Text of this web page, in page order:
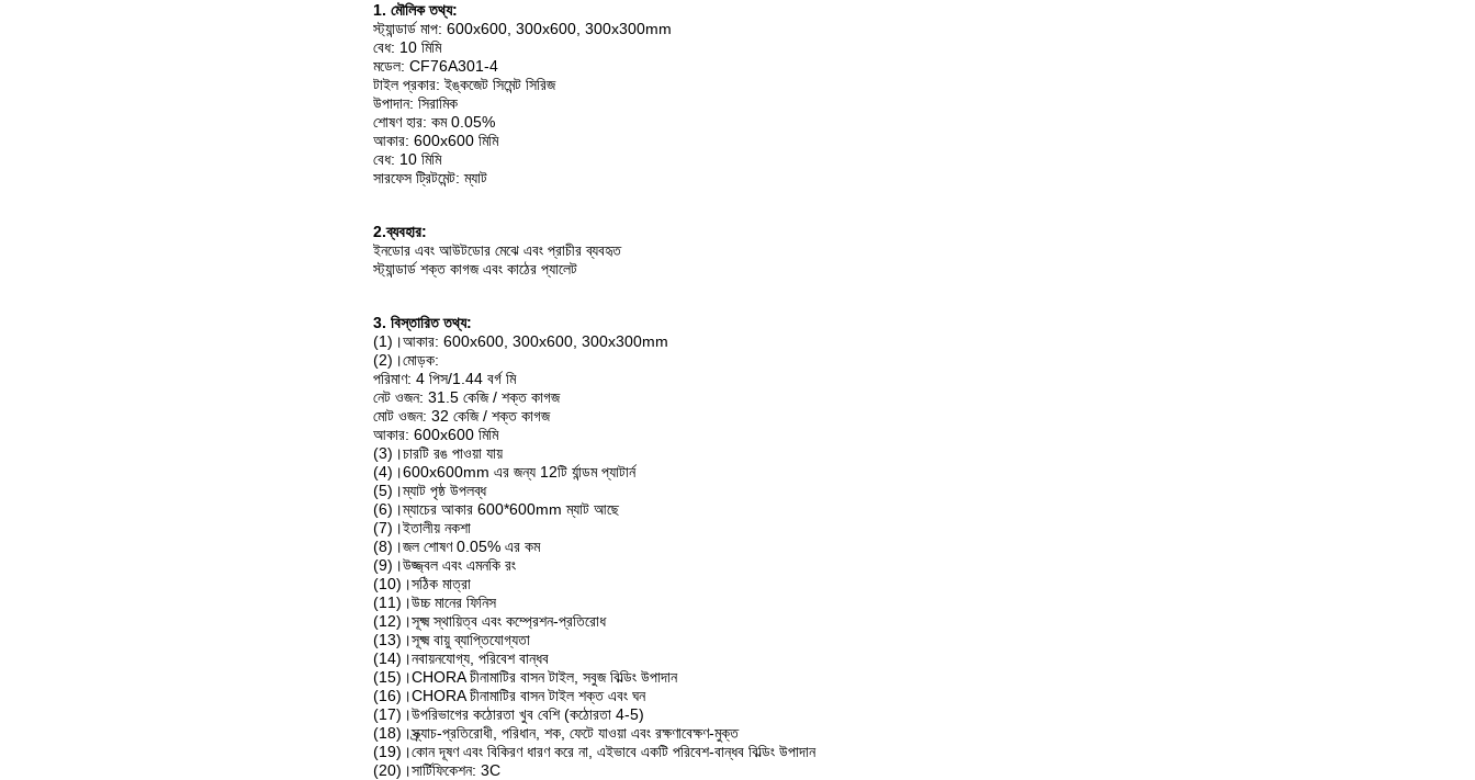
1. মৌলিক তথ্য:
স্ট্যান্ডার্ড মাপ: 600x600, 300x600, 300x300mm
বেধ: 10 মিমি
মডেল: CF76A301-4
টাইল প্রকার: ইঙ্কজেট সিমেন্ট সিরিজ
উপাদান: সিরামিক
শোষণ হার: কম 0.05%
আকার: 600x600 মিমি
বেধ: 10 মিমি
সারফেস ট্রিটমেন্ট: ম্যাট
2.ব্যবহার:
ইনডোর এবং আউটডোর মেঝে এবং প্রাচীর ব্যবহৃত
স্ট্যান্ডার্ড শক্ত কাগজ এবং কাঠের প্যালেট
3. বিস্তারিত তথ্য:
(1)।আকার: 600x600, 300x600, 300x300mm
(2)।মোড়ক:
পরিমাণ: 4 পিস/1.44 বর্গ মি
নেট ওজন: 31.5 কেজি / শক্ত কাগজ
মোট ওজন: 32 কেজি / শক্ত কাগজ
আকার: 600x600 মিমি
(3)।চারটি রঙ পাওয়া যায়
(4)।600x600mm এর জন্য 12টি র্যান্ডম প্যাটার্ন
(5)।ম্যাট পৃষ্ঠ উপলব্ধ
(6)।ম্যাচের আকার 600*600mm ম্যাট আছে
(7)।ইতালীয় নকশা
(8)।জল শোষণ 0.05% এর কম
(9)।উজ্জ্বল এবং এমনকি রং
(10)।সঠিক মাত্রা
(11)।উচ্চ মানের ফিনিস
(12)।সূক্ষ্ম স্থায়িত্ব এবং কম্প্রেশন-প্রতিরোধ
(13)।সূক্ষ্ম বায়ু ব্যাপ্তিযোগ্যতা
(14)।নবায়নযোগ্য, পরিবেশ বান্ধব
(15)।CHORA চীনামাটির বাসন টাইল, সবুজ বিল্ডিং উপাদান
(16)।CHORA চীনামাটির বাসন টাইল শক্ত এবং ঘন
(17)।উপরিভাগের কঠোরতা খুব বেশি (কঠোরতা 4-5)
(18)।স্ক্র্যাচ-প্রতিরোধী, পরিধান, শক, ফেটে যাওয়া এবং রক্ষণাবেক্ষণ-মুক্ত
(19)।কোন দূষণ এবং বিকিরণ ধারণ করে না, এইভাবে একটি পরিবেশ-বান্ধব বিল্ডিং উপাদান
(20)।সার্টিফিকেশন: 3C